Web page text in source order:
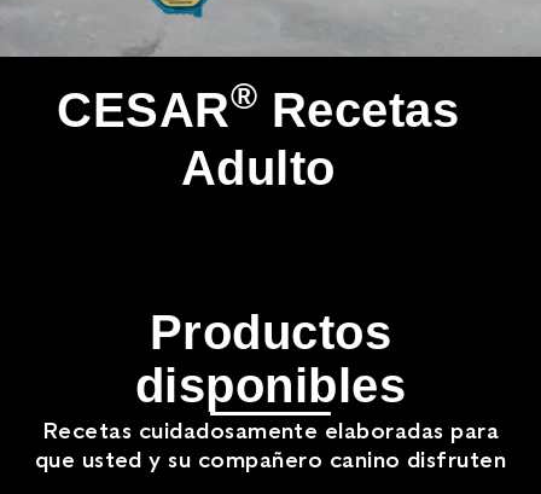
CESAR® Recetas
Adulto
Productos
disponibles
Recetas cuidadosamente elaboradas para
que usted y su compañero canino disfruten